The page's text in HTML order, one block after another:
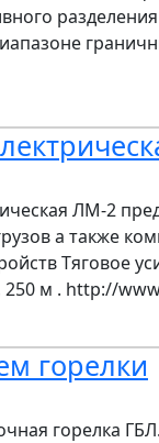
ЛМ-2
а также
Тяговое
250 м . http://
горелки
горелка